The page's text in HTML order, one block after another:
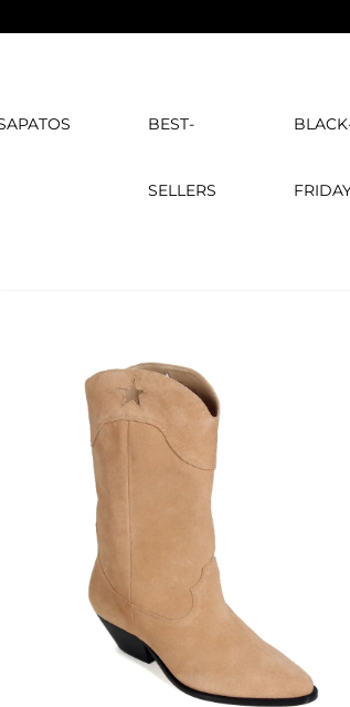
BEST-
SELLERS